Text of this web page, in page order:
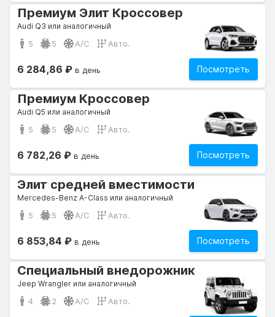
Премиум Элит Кроссовер
Audi Q3 или аналогичный
5 5 A/C Авто.
Посмотреть
6 284,86 ₽ в день
Премиум Кроссовер
Audi Q5 или аналогичный
5 5 A/C Авто.
Посмотреть
6 782,26 ₽ в день
Элит средней вместимости
Mercedes-Benz A-Class или аналогичный
5 5 A/C Авто.
Посмотреть
6 853,84 ₽ в день
Специальный внедорожник
Jeep Wrangler или аналогичный
4 2 A/C Авто.